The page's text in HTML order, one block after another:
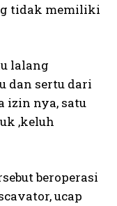
tidak memiliki
lalang
dan sertu dari
izin nya, satu
,keluh
beroperasi
ucap